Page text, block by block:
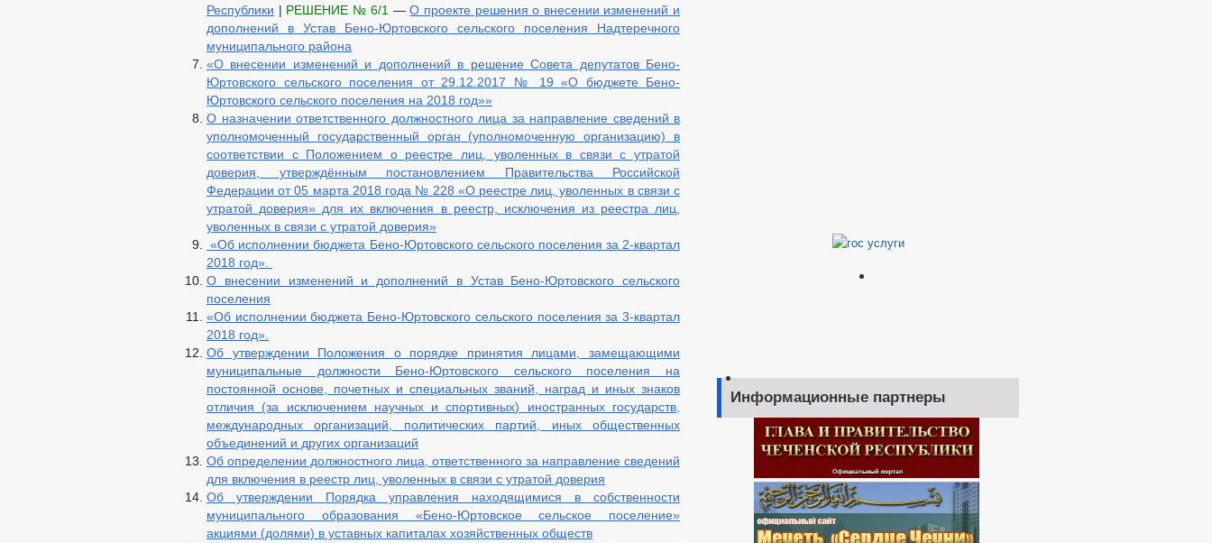
Республики | РЕШЕНИЕ № 6/1 —О проекте решения о внесении изменений и
дополнений в Устав Бено-Юртовского сельского поселения Надтеречного
муниципального района
«О внесении изменений и дополнений в решение Совета депутатов Бено-
Юртовского сельского поселения от 29.12.2017 № 19 «О бюджете Бено-
Юртовского сельского поселения на 2018 год»»
О назначении ответственного должностного лица за направление сведений в
уполномоченный государственный орган (уполномоченную организацию) в
соответствии с Положением о реестре лиц, уволенных в связи с утратой
доверия, утверждённым постановлением Правительства Российской
Федерации от 05 марта 2018 года № 228 «О реестре лиц, уволенных в связи с
утратой доверия» для их включения в реестр, исключения из реестра лиц,
уволенных в связи с утратой доверия»
«Об исполнении бюджета Бено-Юртовского сельского поселения за 2-квартал
2018 год».
О внесении изменений и дополнений в Устав Бено-Юртовского сельского
поселения
«Об исполнении бюджета Бено-Юртовского сельского поселения за 3-квартал
2018 год».
Об утверждении Положения о порядке принятия лицами, замещающими
муниципальные должности Бено-Юртовского сельского поселения на
постоянной основе, почетных и специальных званий, наград и иных знаков
отличия (за исключением научных и спортивных) иностранных государств,
международных организаций, политических партий, иных общественных
объединений и других организаций
Об определении должностного лица, ответственного за направление сведений
для включения в реестр лиц, уволенных в связи с утратой доверия
Об утверждении Порядка управления находящимися в собственности
муниципального образования «Бено-Юртовское сельское поселение»
акциями (долями) в уставных капиталах хозяйственных обществ
Информационные партнеры